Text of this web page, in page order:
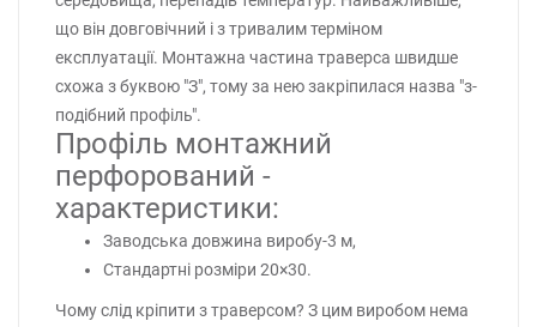
що він довговічний і з тривалим терміном
експлуатації. Монтажна частина траверса швидше
схожа з буквою "З", тому за нею закріпилася назва "з-
подібний профіль".
Профіль монтажний
перфорований -
характеристики:
Заводська довжина виробу-3 м,
Стандартні розміри 20×30.
Чому слід кріпити з траверсом? З цим виробом нема